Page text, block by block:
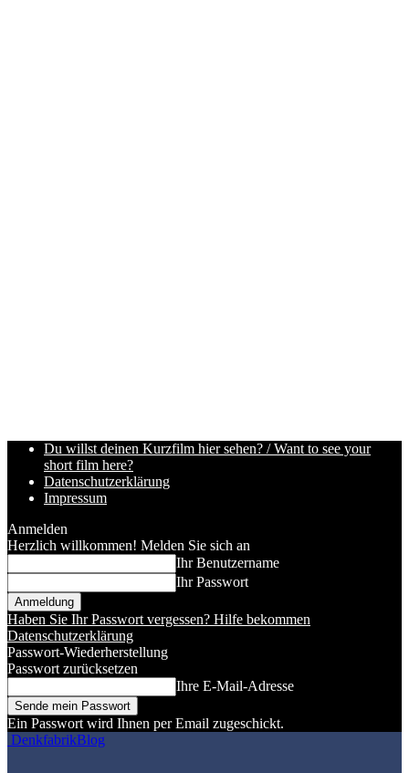
Du willst deinen Kurzfilm hier sehen? / Want to see your
short film here?
Datenschutzerklärung
Impressum
Anmelden
Herzlich willkommen! Melden Sie sich an
Ihr Benutzername
Ihr Passwort
Haben Sie Ihr Passwort vergessen? Hilfe bekommen
Datenschutzerklärung
Passwort-Wiederherstellung
Passwort zurücksetzen
Ihre E-Mail-Adresse
Ein Passwort wird Ihnen per Email zugeschickt.
DenkfabrikBlog